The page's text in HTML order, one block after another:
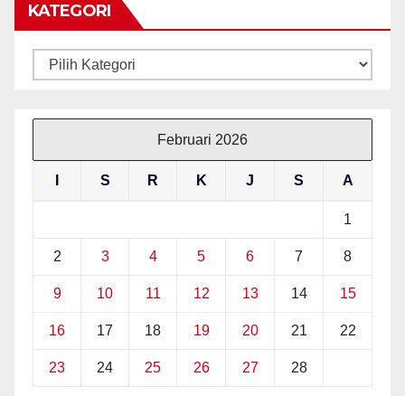
KATEGORI
Kategori
Februari 2026
S R K J S A
1
2 3 4 5 6 7 8
9 10 11 12 13 14 15
16 17 18 19 20 21 22
23 24 25 26 27 28